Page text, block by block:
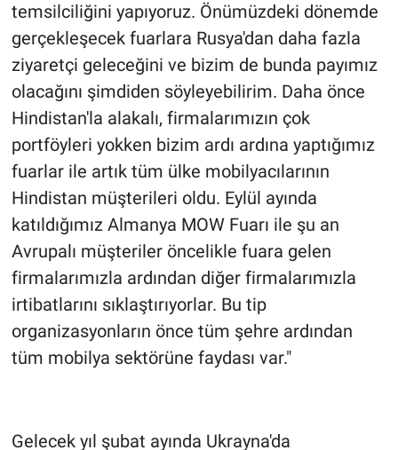
temsilciliğini yapıyoruz. Önümüzdeki dönemde
gerçekleşecek fuarlara Rusya'dan daha fazla
ziyaretçi geleceğini ve bizim de bunda payımız
olacağını şimdiden söyleyebilirim. Daha önce
Hindistan'la alakalı, firmalarımızın çok
portföyleri yokken bizim ardı ardına yaptığımız
fuarlar ile artık tüm ülke mobilyacılarının
Hindistan müşterileri oldu. Eylül ayında
katıldığımız Almanya MOW Fuarı ile şu an
Avrupalı müşteriler öncelikle fuara gelen
firmalarımızla ardından diğer firmalarımızla
irtibatlarını sıklaştırıyorlar. Bu tip
organizasyonların önce tüm şehre ardından
tüm mobilya sektörüne faydası var."
Gelecek yıl şubat ayında Ukrayna'da